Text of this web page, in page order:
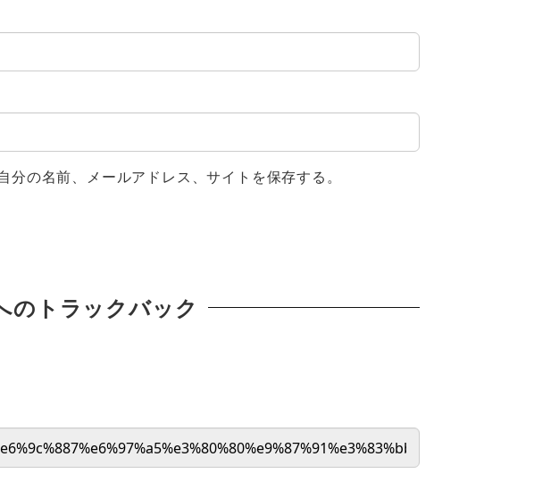
の名前、メールアドレス、サイトを保存する。
のトラックバック